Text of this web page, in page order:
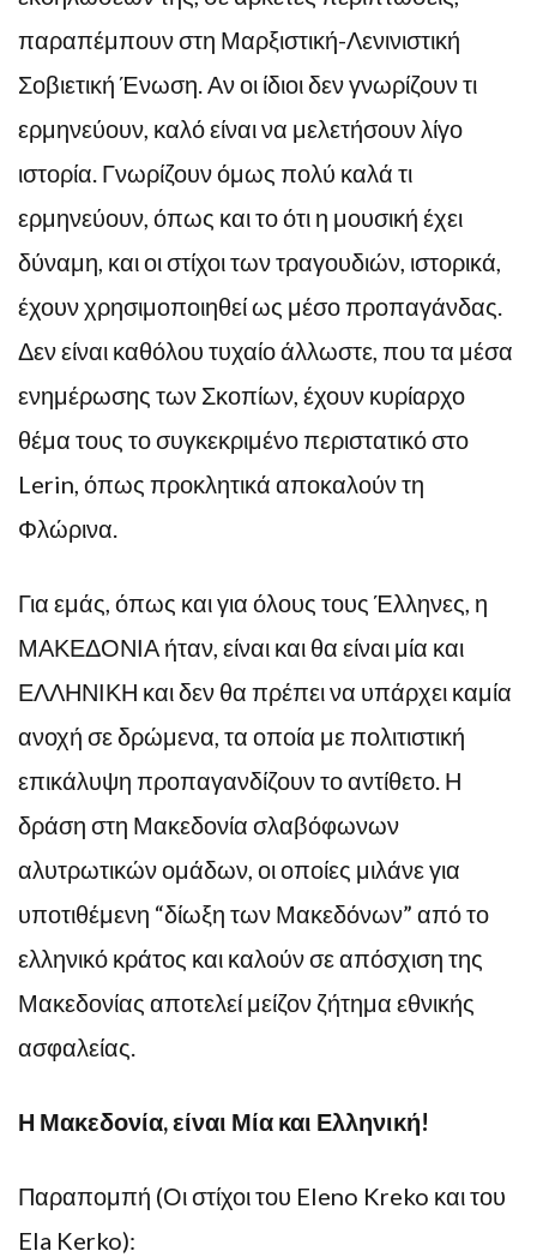
παραπέμπουν στη Μαρξιστική-Λενινιστική
Σοβιετική Ένωση. Αν οι ίδιοι δεν γνωρίζουν τι
ερμηνεύουν, καλό είναι να μελετήσουν λίγο
ιστορία. Γνωρίζουν όμως πολύ καλά τι
ερμηνεύουν, όπως και το ότι η μουσική έχει
δύναμη, και οι στίχοι των τραγουδιών, ιστορικά,
έχουν χρησιμοποιηθεί ως μέσο προπαγάνδας.
Δεν είναι καθόλου τυχαίο άλλωστε, που τα μέσα
ενημέρωσης των Σκοπίων, έχουν κυρίαρχο
θέμα τους το συγκεκριμένο περιστατικό στο
Lerin, όπως προκλητικά αποκαλούν τη
Φλώρινα.
Για εμάς, όπως και για όλους τους Έλληνες, η
ΜΑΚΕΔΟΝΙΑ ήταν, είναι και θα είναι μία και
ΕΛΛΗΝΙΚΗ και δεν θα πρέπει να υπάρχει καμία
ανοχή σε δρώμενα, τα οποία με πολιτιστική
επικάλυψη προπαγανδίζουν το αντίθετο. Η
δράση στη Μακεδονία σλαβόφωνων
αλυτρωτικών ομάδων, οι οποίες μιλάνε για
υποτιθέμενη “δίωξη των Μακεδόνων” από το
ελληνικό κράτος και καλούν σε απόσχιση της
Μακεδονίας αποτελεί μείζον ζήτημα εθνικής
ασφαλείας.
Η Μακεδονία, είναι Μία και Ελληνική!
Παραπομπή (Οι στίχοι του Eleno Kreko και του
Ela Kerko):